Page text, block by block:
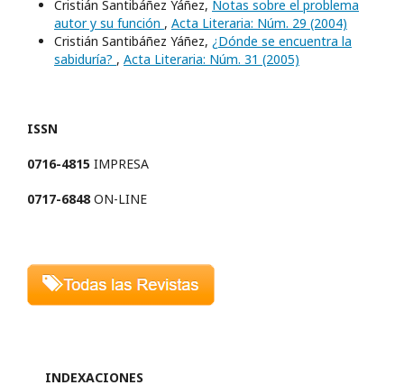
Cristián Santibáñez Yáñez, Notas sobre el problema
autor y su función , Acta Literaria: Núm. 29 (2004)
Cristián Santibáñez Yáñez, ¿Dónde se encuentra la
sabiduría? , Acta Literaria: Núm. 31 (2005)
ISSN
0716-4815 IMPRESA
0717-6848ON-LINE
INDEXACIONES